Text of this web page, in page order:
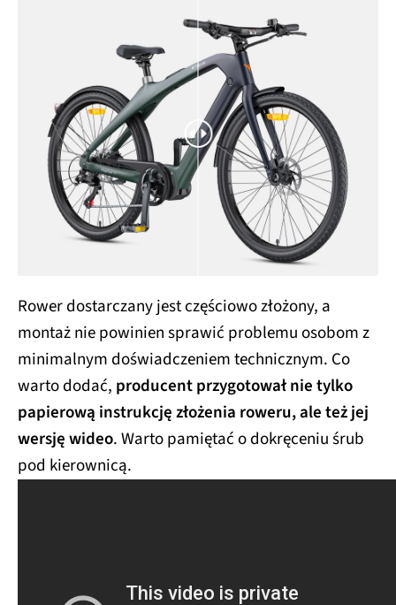
Rower dostarczany jest częściowo złożony, a
montaż nie powinien sprawić problemu osobom z
minimalnym doświadczeniem technicznym. Co
warto dodać, producent przygotował nie tylko
papierową instrukcję złożenia roweru, ale też jej
wersję wideo. Warto pamiętać o dokręceniu śrub
pod kierownicą.